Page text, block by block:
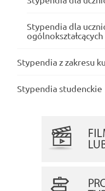
Stypendia dla
ogólnokształcących
Stypendia z zakresu
Stypendia studenckie